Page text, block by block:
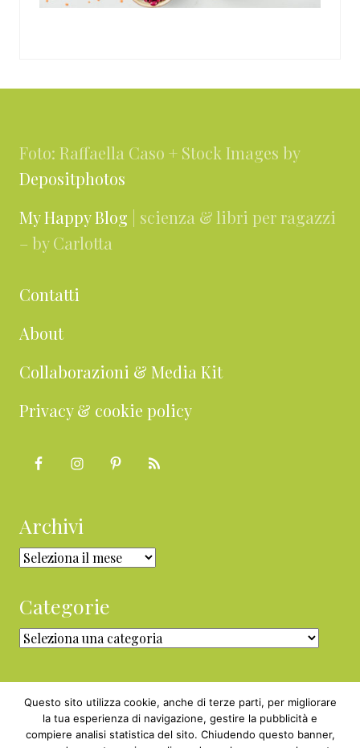
Foto: Raffaella Caso + Stock Images by
Depositphotos
My Happy Blog | scienza & libri per ragazzi
– by Carlotta
Contatti
About
Collaborazioni & Media Kit
Privacy & cookie policy
Archivi
Archivi
Categorie
Categorie
Copyright © 2010 - 2026 BabyGreen™ ·
Questo sito utilizza cookie, anche di terze parti, per migliorare
la tua esperienza di navigazione, gestire la pubblicità e
compiere analisi statistica del sito. Chiudendo questo banner,